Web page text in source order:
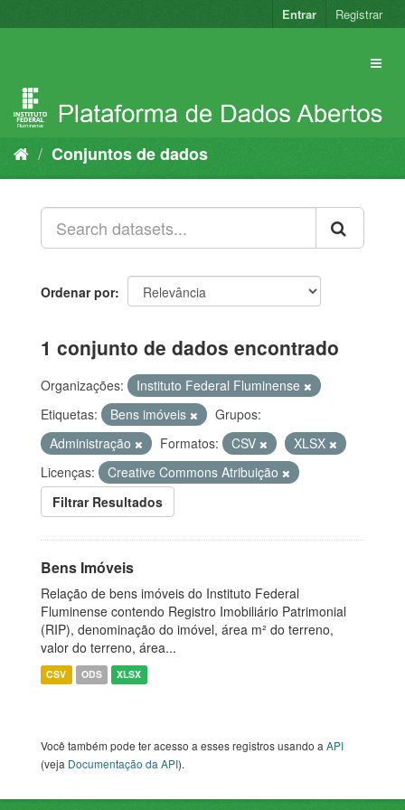
para
Entrar Registrar
Conjuntos de dados
Ordenar por
1 conjunto de dados encontrado
Organizações:
Instituto Federal Fluminense
Etiquetas:
Bens imóveis
Grupos:
Administração
Formatos: CSV
XLSX
Licenças:
Creative Commons Atribuição
Filtrar Resultados
Bens Imóveis
Relação de bens imóveis do Instituto Federal
Fluminense contendo Registro Imobiliário Patrimonial
(RIP), denominação do imóvel, área m² do terreno,
valor do terreno, área...
CSV ODS XLSX
Você também pode ter acesso a esses registros usando aAPI
(veja Documentação da API).